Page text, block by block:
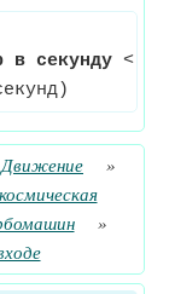
в секунду <--
Движение
»
»